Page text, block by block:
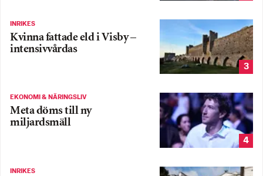
INRIKES
Kvinna fattade eld i Visby –
intensivvårdas
3
EKONOMI & NÄRINGSLIV
Meta döms till ny
miljardsmäll
4
INRIKES